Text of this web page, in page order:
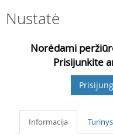
Nustatė
Norėdami
Prisijunkite
Informacija Turinys